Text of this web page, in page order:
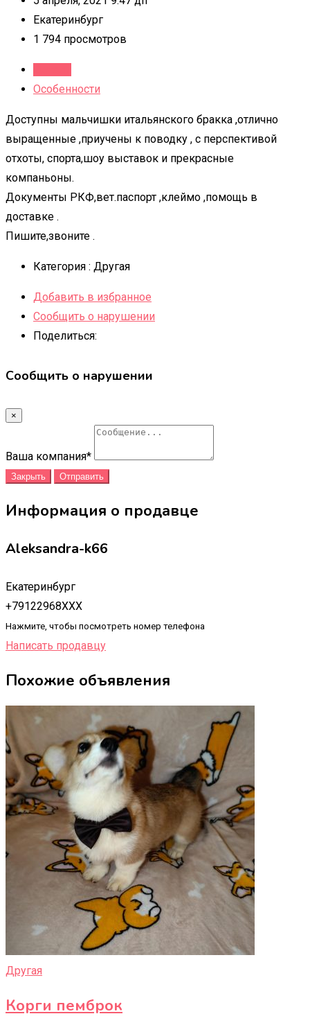
Екатеринбург
1 794 просмотров
Особенности
Доступны мальчишки итальянского бракка ,отлично
выращенные ,приучены к поводку , с перспективой
отхоты, спорта,шоу выставок и прекрасные
компаньоны.
Документы РКФ,вет.паспорт ,клеймо ,помощь в
доставке .
Пишите,звоните .
Категория : Другая
Добавить в избранное
Сообщить о нарушении
Поделиться:
Сообщить о нарушении
×
Ваша компания*
Закрыть Отправить
Информация о продавце
Aleksandra-k66
Екатеринбург
+79122968XXX
Нажмите, чтобы посмотреть номер телефона
Написать продавцу
Похожие объявления
Другая
Корги пемброк